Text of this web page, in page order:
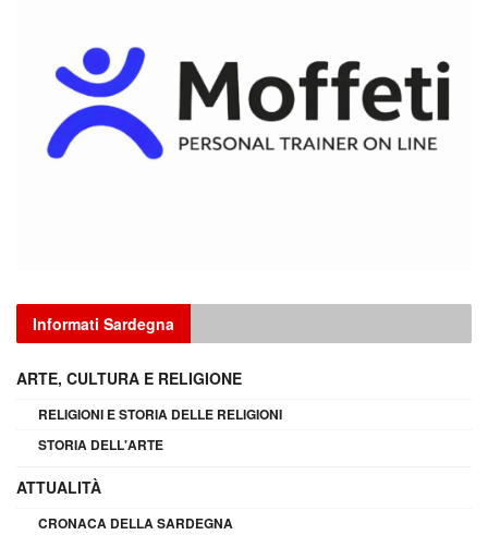
Informati Sardegna
ARTE, CULTURA E RELIGIONE
RELIGIONI E STORIA DELLE RELIGIONI
STORIA DELL'ARTE
ATTUALITÀ
CRONACA DELLA SARDEGNA